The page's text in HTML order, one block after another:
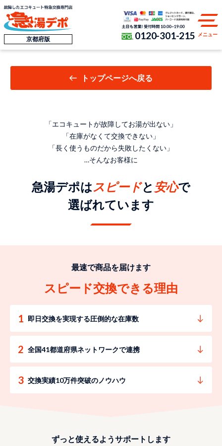
京都府版 0120-301-215 メニュー
トップページへ戻る
「エコキュートが故障してお湯が出ない」
「在庫がなくて交換できない」
「長く使うものだから失敗したくない」
…そんなお客様に
急湯デポはスピードと 安心で
選ばれています
最速で商品を届けます
スピード交換できる理由
即日交換を実現する圧倒的な在庫数
全国41都道府県ネットワークで連携
交換実績10万件突破のノウハウ
ずっと使えるようサポートします